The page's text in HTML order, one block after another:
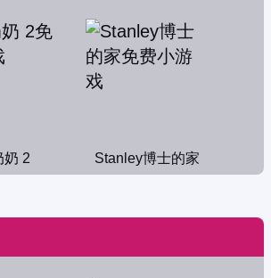
奶 2 Stanley博士的家